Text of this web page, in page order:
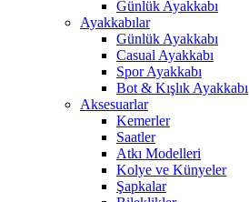
Günlük Ayakkabı
Ayakkabılar
Günlük Ayakkabı
Casual Ayakkabı
Spor Ayakkabı
Bot & Kışlık Ayakkabı
Aksesuarlar
Kemerler
Saatler
Atkı Modelleri
Kolye ve Künyeler
Şapkalar